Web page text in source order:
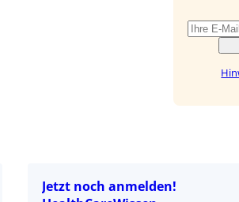
Jetzt noch anmelden!